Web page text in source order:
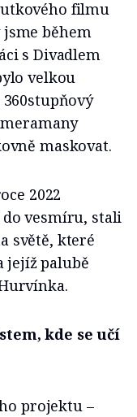
filmu
během
s Divadlem
velkou
maskovat.
2022
vesmíru, stali
světě, které
jejíž palubě
kde se učí
projektu –